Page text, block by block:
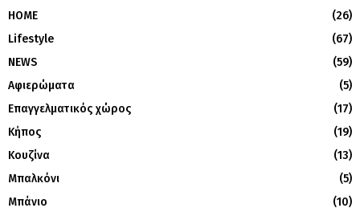
HOME
(26)
Lifestyle
(67)
NEWS
(59)
Αφιερώματα
(5)
Επαγγελματικός χώρος
(17)
Κήπος
(19)
Κουζίνα
(13)
Μπαλκόνι
(5)
Μπάνιο
(10)